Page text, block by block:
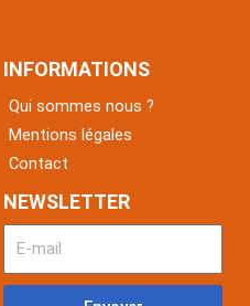
INFORMATIONS
Qui sommes nous ?
Mentions légales
Contact
NEWSLETTER